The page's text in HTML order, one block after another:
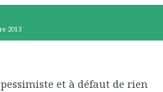
2013
et à défaut de rien